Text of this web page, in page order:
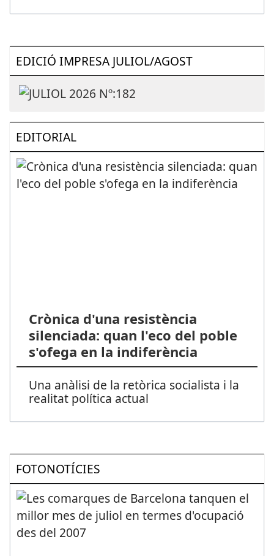
EDICIÓ IMPRESA JULIOL/AGOST
EDITORIAL
Crònica d'una resistència
silenciada: quan l'eco del poble
s'ofega en la indiferència
Una anàlisi de la retòrica socialista i la
realitat política actual
FOTONOTÍCIES